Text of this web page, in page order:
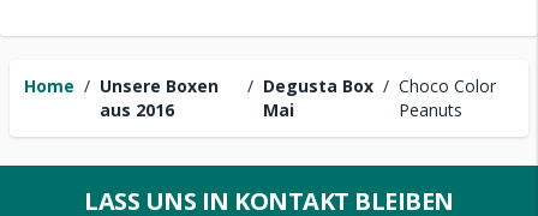
Home / Unsere Boxen
aus 2016
/ Degusta Box
Mai
/ Choco Color
Peanuts
LASS UNS IN KONTAKT BLEIBEN